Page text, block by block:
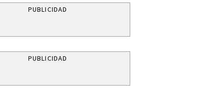
PUBLICIDAD
PUBLICIDAD